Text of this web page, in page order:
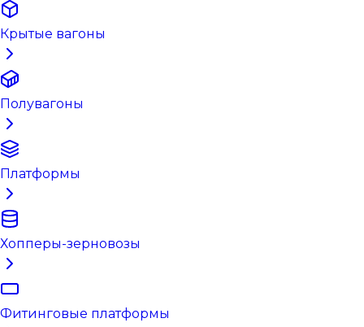
Крытые вагоны
Полувагоны
Платформы
Хопперы-зерновозы
Фитинговые платформы